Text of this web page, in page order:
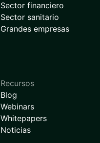
Sector financiero
Sector sanitario
Grandes empresas
Recursos
Blog
Webinars
Whitepapers
Noticias